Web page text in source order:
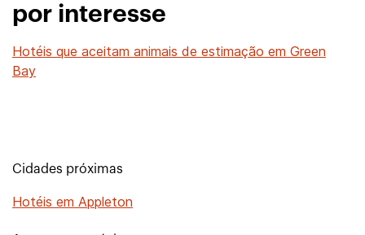
por interesse
Hotéis que aceitam animais de estimação em Green
Bay
Cidades próximas
Hotéis em Appleton